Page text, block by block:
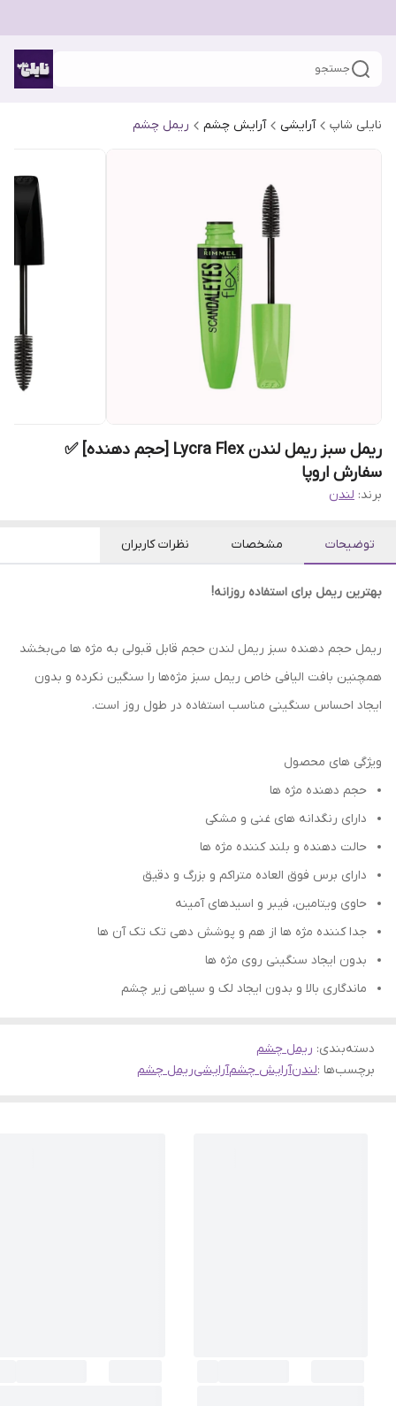
جستجو
نایلی شاپ آرایشی آرایش چشم ریمل چشم
ریمل سبز ریمل لندن Lycra Flex [حجم دهنده] ✅
سفارش اروپا
برند: لندن
توضیحات مشخصات نظرات کاربران
بهترین ریمل برای استفاده روزانه!
ریمل حجم دهنده سبز ریمل لندن حجم قابل قبولی به مژه ها می‌بخشد
همچنین بافت الیافی خاص ریمل سبز مژه‌ها را سنگین نکرده و بدون
ایجاد احساس سنگینی مناسب استفاده در طول روز است.
ویژگی های محصول
حجم دهنده مژه ها
دارای رنگدانه های غنی و مشکی
حالت دهنده و بلند کننده مژه ها
دارای برس فوق العاده متراکم و بزرگ و دقیق
حاوی ویتامین، فیبر و اسیدهای آمینه
جدا کننده مژه ها از هم و پوشش دهی تک تک آن ها
بدون ایجاد سنگینی روی مژه ها
ماندگاری بالا و بدون ایجاد لک و سیاهی زیر چشم
دسته‌بندی: ریمل چشم
برچسب‌ها :لندنآرایش چشمآرایشیریمل چشم